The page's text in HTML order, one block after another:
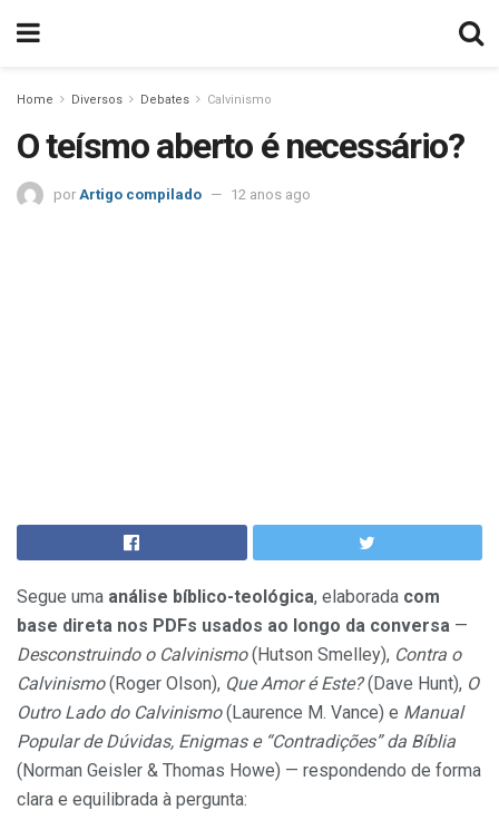
Home Diversos Debates Calvinismo
O teísmo aberto é necessário?
por Artigo compilado 12 anos ago
Segue uma análise bíblico-teológica, elaborada com
base direta nos PDFs usados ao longo da conversa —
Desconstruindo o Calvinismo(Hutson Smelley), Contra o
Calvinismo(Roger Olson), Que Amor é Este?(Dave Hunt), O
Outro Lado do Calvinismo(Laurence M. Vance) e Manual
Popular de Dúvidas, Enigmas e “Contradições” da Bíblia
(Norman Geisler & Thomas Howe) — respondendo de forma
clara e equilibrada à pergunta: